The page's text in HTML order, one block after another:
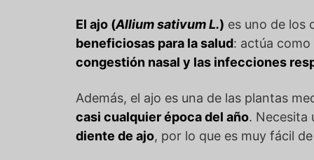
El ajo (Allium sativum L.) es uno de los
beneficiosas para la salud: actúa como
congestión nasal y las infecciones
Además, el ajo es una de las plantas
casi cualquier época del año. Necesita
diente de ajo, por lo que es muy fácil